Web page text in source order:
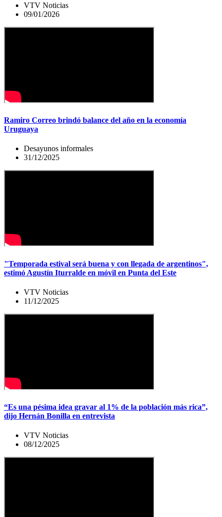
VTV Noticias
09/01/2026
Ramiro Correo brindó balance del año en la economía
Uruguaya
Desayunos informales
31/12/2025
"Temporada estival será buena y con llegada de argentinos",
estimó Agustín Iturralde en móvil en Punta del Este
VTV Noticias
11/12/2025
“Es una pésima idea gravar al 1% de la población más rica”,
dijo Hernán Bonilla en entrevista
VTV Noticias
08/12/2025